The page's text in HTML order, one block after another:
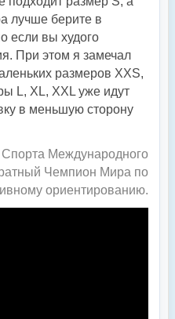
лучше берите в
если вы худого
При этом я замечал
размеров XXS,
L, XL, XXL уже идут
в меньшую сторону
Международного
Чемпион Мира по
ориентированию.